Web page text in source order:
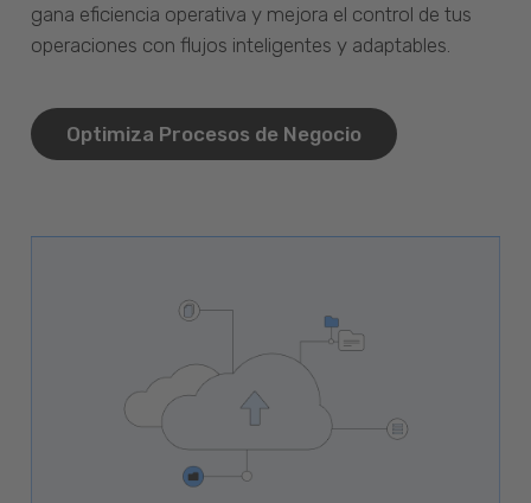
gana eficiencia operativa y mejora el control de tus
operaciones con flujos inteligentes y adaptables.
Optimiza Procesos de Negocio